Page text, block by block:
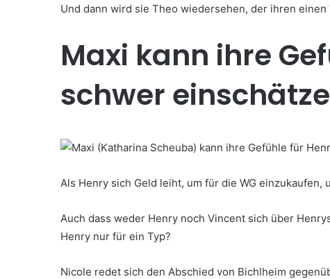
Und dann wird sie Theo wiedersehen, der ihren
Maxi kann ihre
schwer
Als Henry sich Geld leiht, um für die WG
Auch dass weder Henry noch Vincent sich über
Henry nur für ein Typ?
Nicole redet sich den Abschied von Bichlheim